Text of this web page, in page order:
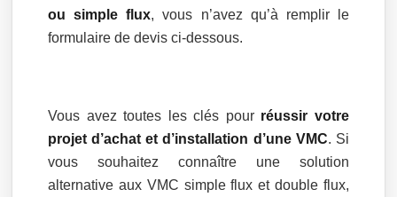
ou simple flux, vous n’avez qu’à remplir le
formulaire de devis ci-dessous.
Vous avez toutes les clés pour réussir votre
projet d’achat et d’installation d’une VMC. Si
vous souhaitez connaître une solution
alternative aux VMC simple flux et double flux,